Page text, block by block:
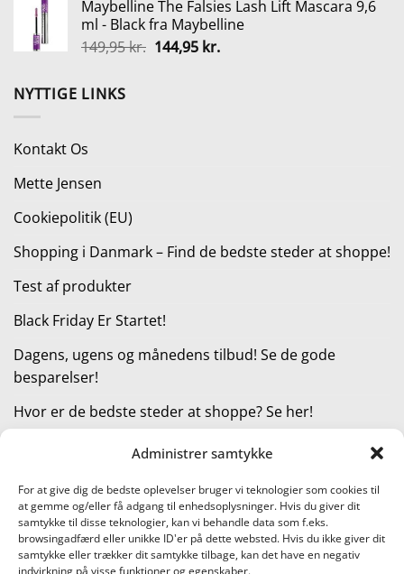
Administrer samtykke
For at give dig de bedste oplevelser bruger vi teknologier som cookies til
at gemme og/eller få adgang til enhedsoplysninger. Hvis du giver dit
samtykke til disse teknologier, kan vi behandle data som f.eks.
browsingadfærd eller unikke ID'er på dette websted. Hvis du ikke giver dit
samtykke eller trækker dit samtykke tilbage, kan det have en negativ
pris
var:
300,00 kr..
pris
er:
270,00 kr..
Maybelline The Falsies Lash Lift Mascara 9,6
ml - Black fra Maybelline
149,95kr. Den
144,95 kr.Den
NYTTIGE LINKS
Kontakt Os
Mette Jensen
Cookiepolitik (EU)
Shopping i Danmark – Find de bedste steder at shoppe!
Test af produkter
Black Friday Er Startet!
Dagens, ugens og månedens tilbud! Se de gode
besparelser!
Hvor er de bedste steder at shoppe? Se her!
Kategorier